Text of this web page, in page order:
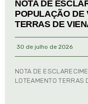
NOTA DE
POPULAÇÃO DE
TERRAS DE
30 de julho de 2026
NOTA DE
LOTEAMENTO TERRAS